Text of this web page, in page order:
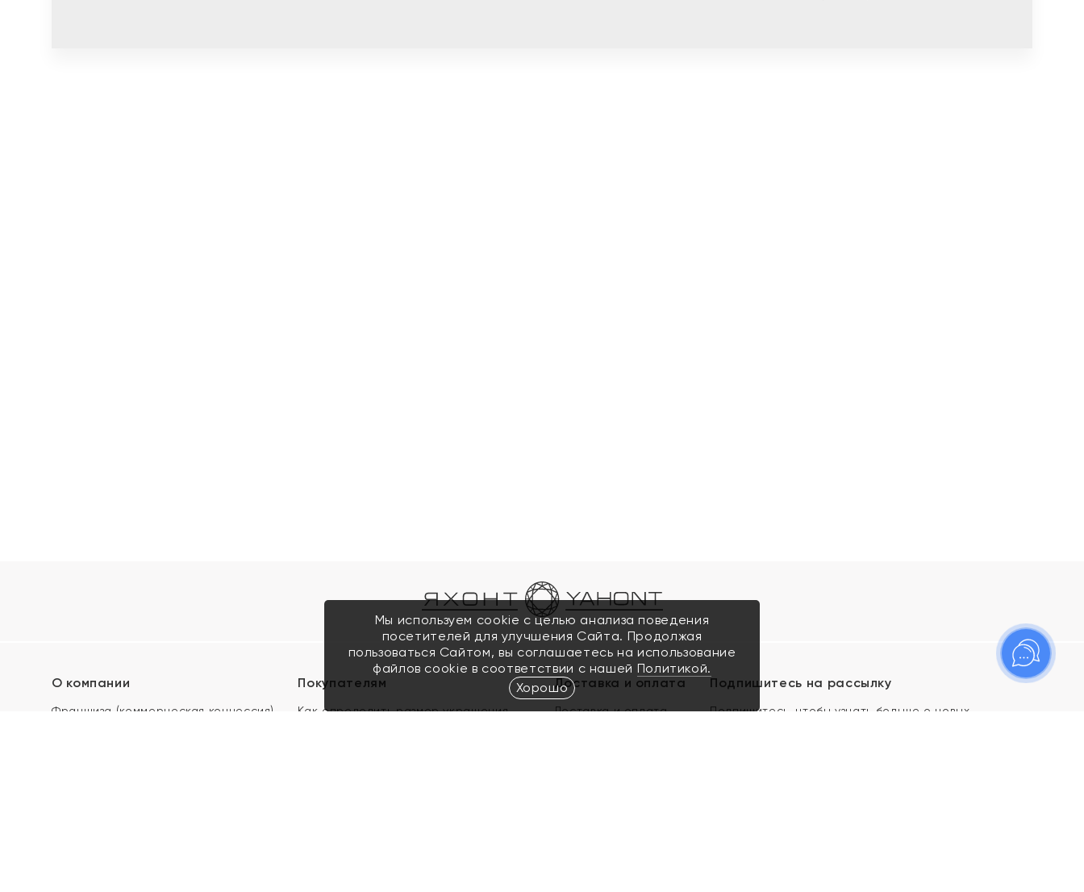
О компании
Франшиза (коммерческая концессия)
Покупателям
Как определить размер украшения
Доставка и оплата
Доставка и оплата
Подпишитесь на рассылку
Подпишитесь, чтобы узнать больше о новых
Мы используем cookie с целью анализа поведения
посетителей для улучшения Сайта. Продолжая
пользоваться Сайтом, вы соглашаетесь на использование
файлов cookie в соответствии с нашей Политикой.
Хорошо